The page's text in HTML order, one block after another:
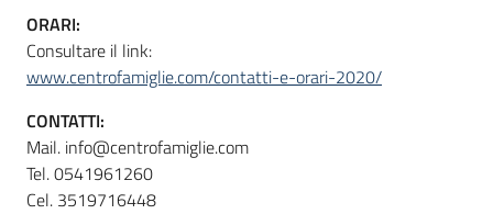
ORARI:
Consultare il link:
www.centrofamiglie.com/contatti-e-orari-2020/
CONTATTI:
Mail. info@centrofamiglie.com
Tel. 0541961260
Cel. 3519716448